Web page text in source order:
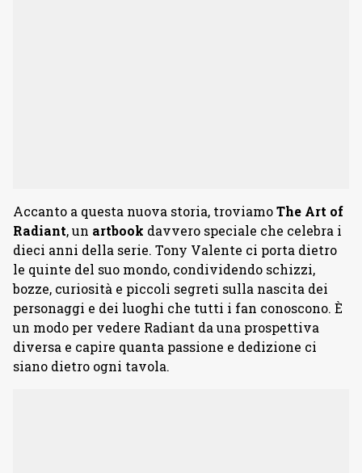
Accanto a questa nuova storia, troviamoThe Art of
Radiant, un artbook davvero speciale che celebra i
dieci anni della serie. Tony Valente ci porta dietro
le quinte del suo mondo, condividendo schizzi,
bozze, curiosità e piccoli segreti sulla nascita dei
personaggi e dei luoghi che tutti i fan conoscono. È
un modo per vedere Radiant da una prospettiva
diversa e capire quanta passione e dedizione ci
siano dietro ogni tavola.